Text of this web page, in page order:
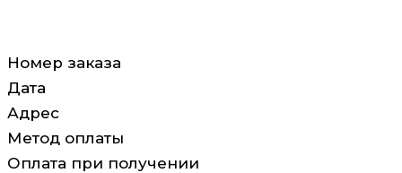
Номер заказа
Дата
Адрес
Метод оплаты
Оплата при получении